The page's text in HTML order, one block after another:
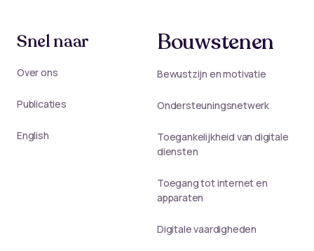
Snel naar
Over ons
Publicaties
English
Bouwstenen
Bewustzijn en motivatie
Ondersteuningsnetwerk
Toegankelijkheid van digitale
diensten
Toegang tot internet en
apparaten
Digitale vaardigheden